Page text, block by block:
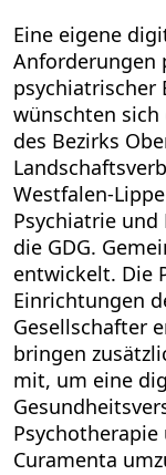
Eine eigene
Anforderungen
psychiatrischer
wünschten sich
des Bezirks
Westfalen-
Psychiatrie
die GDG.
entwickelt. Die
Einrichtungen
Gesellschafter
bringen
mit, um eine
Curamenta